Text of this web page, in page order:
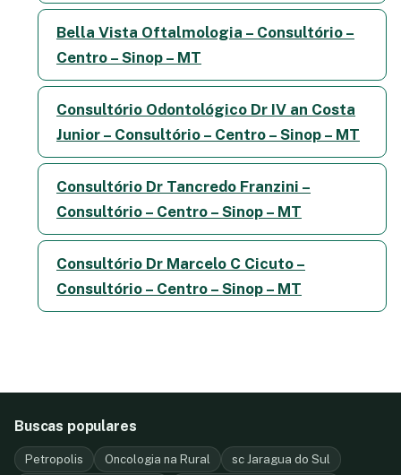
Bella Vista Oftalmologia – Consultório –
Centro – Sinop – MT
Consultório Odontológico Dr IV an Costa
Junior – Consultório – Centro – Sinop – MT
Consultório Dr Tancredo Franzini –
Consultório – Centro – Sinop – MT
Consultório Dr Marcelo C Cicuto –
Consultório – Centro – Sinop – MT
Buscas populares
Petropolis Oncologia na Rural sc Jaragua do Sul